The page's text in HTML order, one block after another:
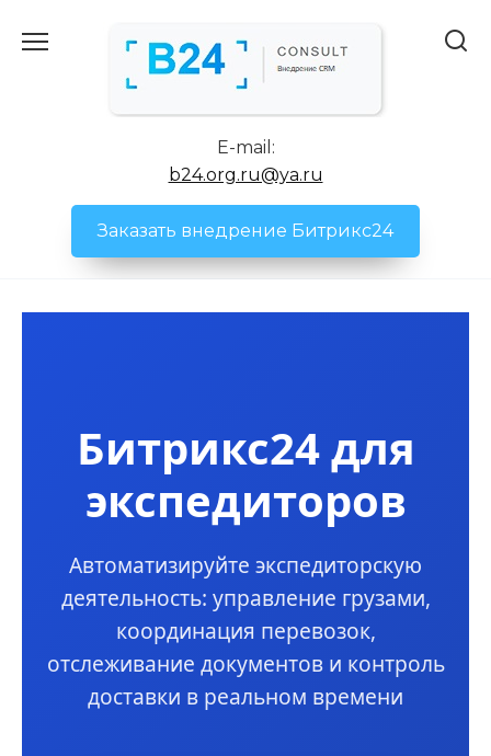
E-mail:
b24.org.ru@ya.ru
Заказать внедрение Битрикс24
Битрикс24 для
экспедиторов
Автоматизируйте экспедиторскую
деятельность: управление грузами,
координация перевозок,
отслеживание документов и контроль
доставки в реальном времени